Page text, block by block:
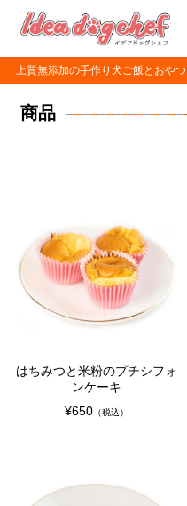
上質無添加の手作り犬ご飯とおやつ
商品
はちみつと米粉のプチシフォ
ンケーキ
¥650 （税込）